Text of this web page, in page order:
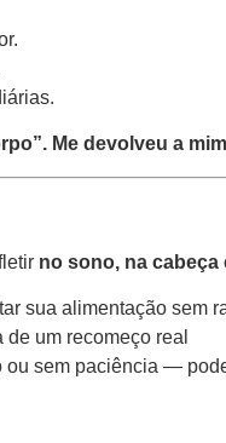
Me devolveu a
no sono, na cabeça
sua alimentação sem
um recomeço real
ou sem paciência —